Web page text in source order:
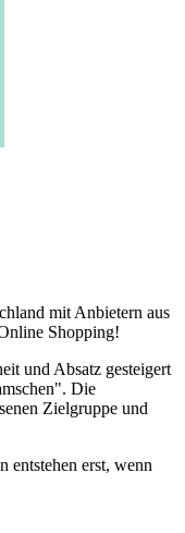
mit Anbietern aus
Shopping!
und Absatz gesteigert
Die
Zielgruppe und
entstehen erst, wenn